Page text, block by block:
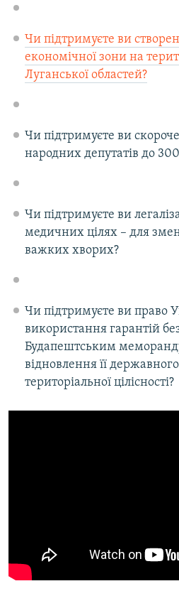
Чи підтримуєте ви
економічної зони на
Луганської областей?
Чи підтримуєте ви
народних депутатів до
Чи підтримуєте ви
медичних цілях – для
важких хворих?
Чи підтримуєте ви право
використання гарантій
Будапештським
відновлення її державного
територіальної цілісності?